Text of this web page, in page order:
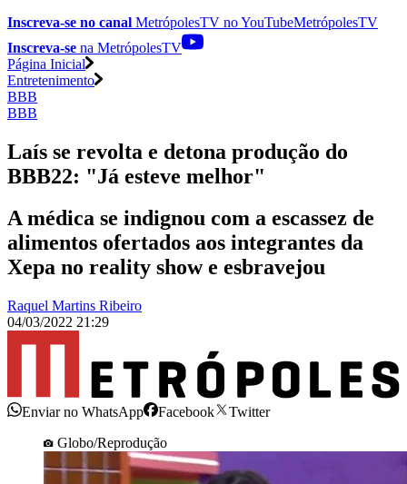
Inscreva-se no canal MetrópolesTV noYouTubeMetrópolesTV
Inscreva-se na MetrópolesTV
Página Inicial
Entretenimento
BBB
BBB
Laís se revolta e detona produção do
BBB22: "Já esteve melhor"
A médica se indignou com a escassez de
alimentos ofertados aos integrantes da
Xepa no reality show e esbravejou
Raquel Martins Ribeiro
04/03/2022 21:29
Enviar no WhatsApp Facebook
Twitter
Globo/Reprodução